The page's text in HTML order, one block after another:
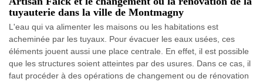
tuyauterie dans la ville de Montmagny
L'eau qui va alimenter les maisons ou les habitations est
acheminée par les tuyaux. Pour évacuer les eaux usées, ces
éléments jouent aussi une place centrale. En effet, il est possible
que les structures soient atteintes par des usures. Dans ce cas, il
faut procéder à des opérations de changement ou de rénovation